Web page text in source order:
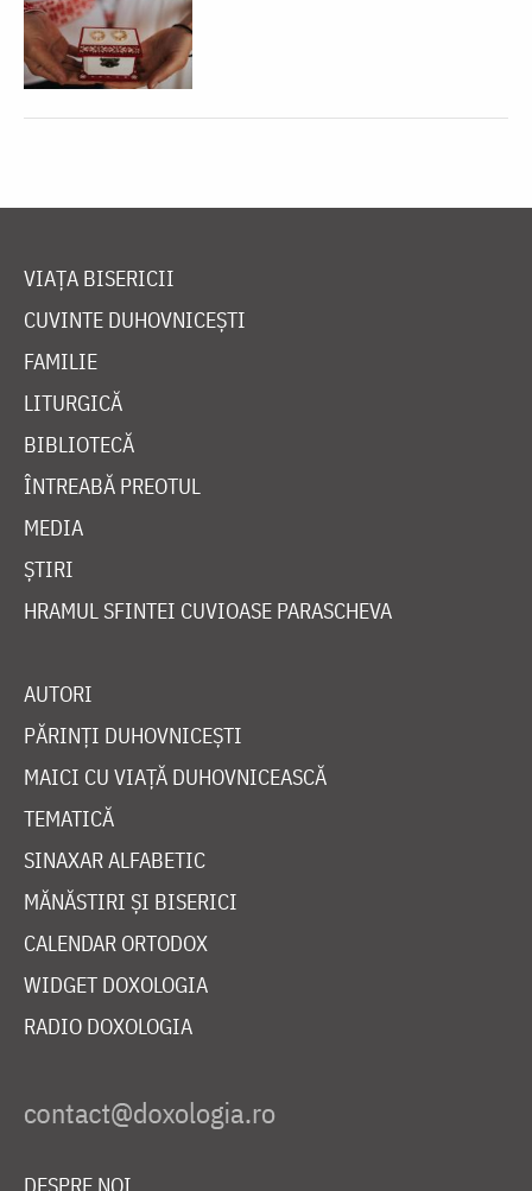
VIAȚA BISERICII
CUVINTE DUHOVNICEȘTI
FAMILIE
LITURGICĂ
BIBLIOTECĂ
ÎNTREABĂ PREOTUL
MEDIA
ȘTIRI
HRAMUL SFINTEI CUVIOASE PARASCHEVA
AUTORI
PĂRINȚI DUHOVNICEȘTI
MAICI CU VIAȚĂ DUHOVNICEASCĂ
TEMATICĂ
SINAXAR ALFABETIC
MĂNĂSTIRI ȘI BISERICI
CALENDAR ORTODOX
WIDGET DOXOLOGIA
RADIO DOXOLOGIA